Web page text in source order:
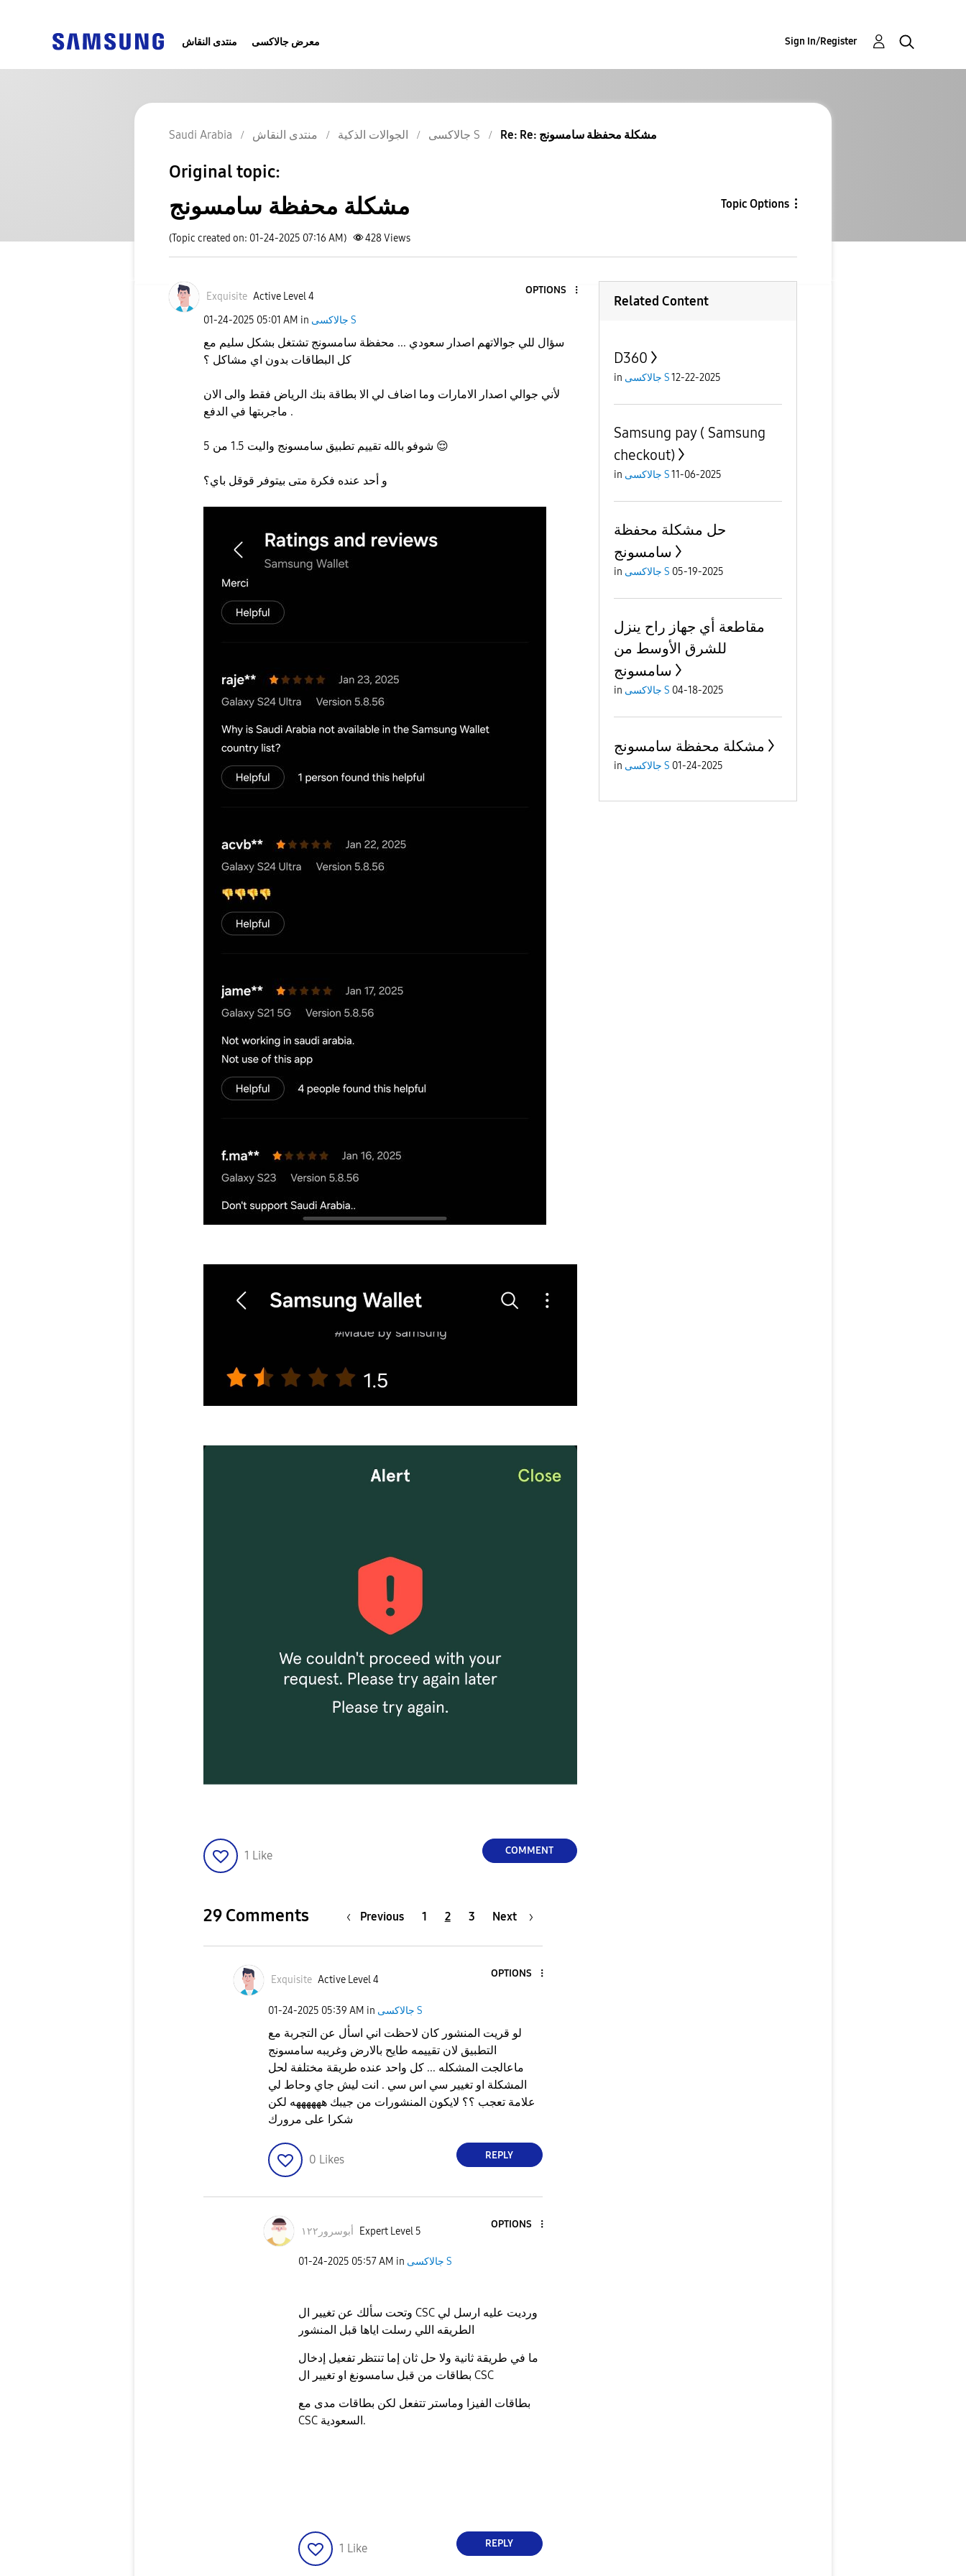
منتدى النقاش معرض جالاكسى Sign In/Register
Saudi Arabia منتدى النقاش الجوالات الذكية جالاكسى S Re: Re: مشكلة محفظة سامسونج
Original topic:
مشكلة محفظة سامسونج Topic Options
(Topic created on: 01-24-2025 07:16 AM) 428Views
Exquisite Active Level 4
OPTIONS
‎01-24-2025 05:01 AM in جالاكسى S
سؤال للي جوالاتهم اصدار سعودي ... محفظة سامسونج تشتغل بشكل سليم مع
لأني جوالي اصدار الامارات وما اضاف لي الا بطاقة بنك الرياض فقط والى الان
ماجربتها في الدفع .
😌
و أحد عنده فكرة متى بيتوفر قوقل باي؟
1 Like COMMENT
29 Comments Previous 1 2 3 Next
Exquisite Active Level 4
OPTIONS
‎01-24-2025 05:39 AM in جالاكسى S
لو قريت المنشور كان لاحظت اني اسأل عن التجربة مع
التطبيق لان تقييمه طايح بالارض وغريبه سامسونج
ماعالجت المشكله ... كل واحد عنده طريقة مختلفة لحل
المشكلة او تغيير سي اس سي . انت ليش جاي وحاط لي
علامة تعجب ؟؟ لايكون المنشورات من جيبك ههههههه لكن
شكرا على مرورك
0 Likes REPLY
أبوسرور١٢٢ Expert Level 5
OPTIONS
‎01-24-2025 05:57 AM in جالاكسى S
وتحت سألك عن تغيير ال CSC ورديت عليه ارسل لي
ما في طريقة ثانية ولا حل ثان إما تنتظر تفعيل إدخال
بطاقات من قبل سامسونغ او تغيير ال CSC
بطاقات الفيزا وماستر تتفعل لكن بطاقات مدى مع
CSC السعودية.
1 Like REPLY
Related Content
D360
in جالاكسى S12-22-2025
Samsung pay ( Samsung
checkout)
in جالاكسى S11-06-2025
حل مشكلة محفظة
سامسونج
in جالاكسى S 05-19-2025
مقاطعة أي جهاز راح ينزل
للشرق الأوسط من
سامسونج
in جالاكسى S 04-18-2025
مشكلة محفظة سامسونج
in جالاكسى S 01-24-2025